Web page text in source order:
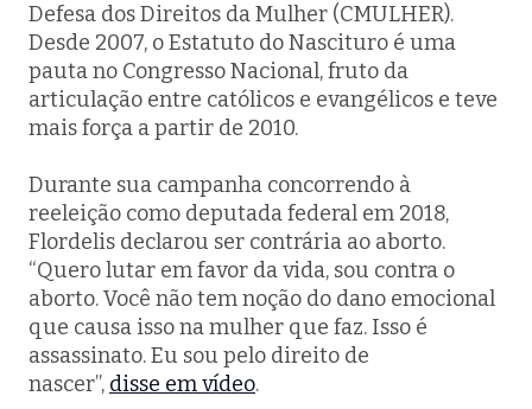
Defesa dos Direitos da Mulher (CMULHER).
Desde 2007, o Estatuto do Nascituro é uma
pauta no Congresso Nacional, fruto da
articulação entre católicos e evangélicos e teve
mais força a partir de 2010.
Durante sua campanha concorrendo à
reeleição como deputada federal em 2018,
Flordelis declarou ser contrária ao aborto.
“Quero lutar em favor da vida, sou contra o
aborto. Você não tem noção do dano emocional
que causa isso na mulher que faz. Isso é
assassinato. Eu sou pelo direito de
nascer”, disse em vídeo.